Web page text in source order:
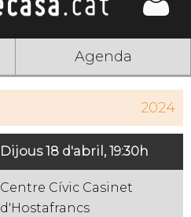
Agenda
2024
Dijous 18 d'abril, 19:30h
Centre Cívic Casinet
d'Hostafrancs